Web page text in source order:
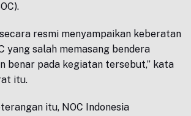
secara resmi menyampaikan keberatan
yang salah memasang bendera
benar pada kegiatan tersebut,” kata
itu.
itu, NOC Indonesia